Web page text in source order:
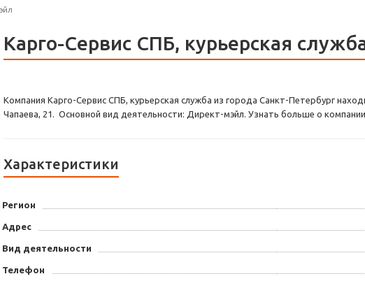
Карго-Сервис СПБ, курьерская
Компания Карго-Сервис СПБ, курьерская служба из города Санкт-Петербург
Чапаева, 21. Основной вид деятельности: Директ-мэйл. Узнать больше о
Характеристики
Регион
Адрес
Вид деятельности
Телефон